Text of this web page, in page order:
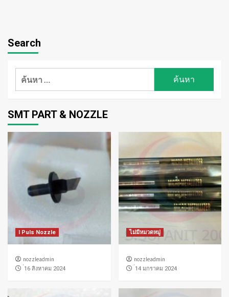
Search
ค้นหา
SMT PART & NOZZLE
I Puls Nozzle
nozzleadmin
่16 สิงหาคม 2024
ไม่มีหมวดหมู่
nozzleadmin
่14 มกราคม 2024